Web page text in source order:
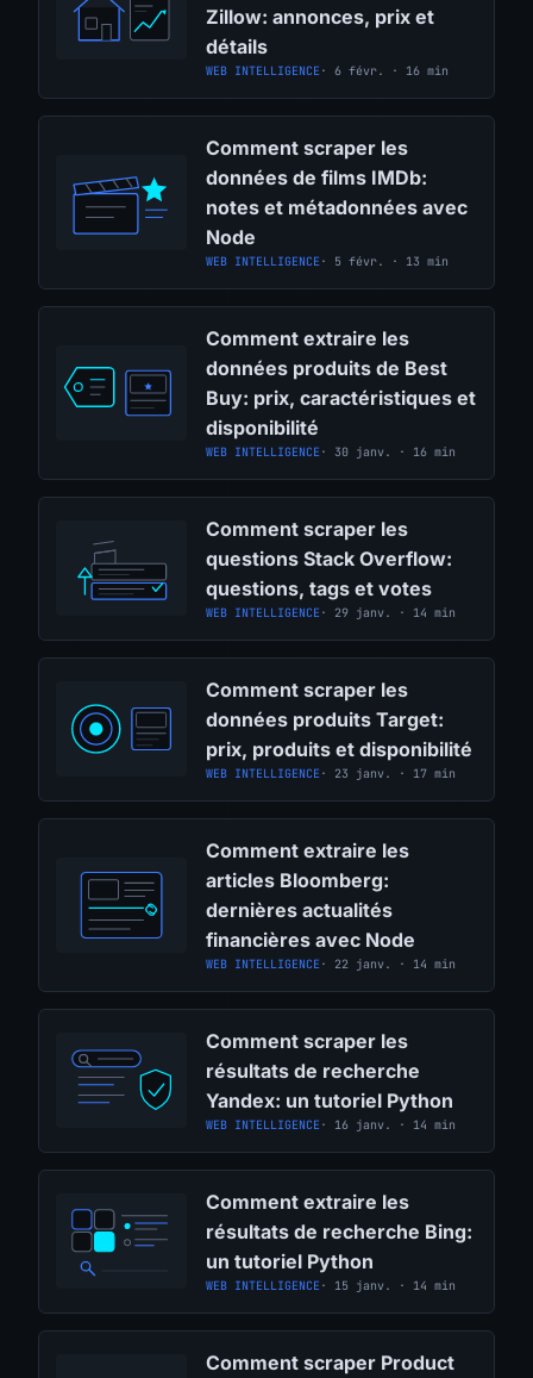
Zillow: annonces, prix et
détails
WEB INTELLIGENCE · 6 févr. · 16 min
Comment scraper les
données de films IMDb:
notes et métadonnées avec
Node
WEB INTELLIGENCE · 5 févr. · 13 min
Comment extraire les
données produits de Best
Buy: prix, caractéristiques et
disponibilité
WEB INTELLIGENCE · 30 janv. · 16 min
Comment scraper les
questions Stack Overflow:
questions, tags et votes
WEB INTELLIGENCE · 29 janv. · 14 min
Comment scraper les
données produits Target:
prix, produits et disponibilité
WEB INTELLIGENCE · 23 janv. · 17 min
Comment extraire les
articles Bloomberg:
dernières actualités
financières avec Node
WEB INTELLIGENCE · 22 janv. · 14 min
Comment scraper les
résultats de recherche
Yandex: un tutoriel Python
WEB INTELLIGENCE · 16 janv. · 14 min
Comment extraire les
résultats de recherche Bing:
un tutoriel Python
WEB INTELLIGENCE · 15 janv. · 14 min
Comment scraper Product